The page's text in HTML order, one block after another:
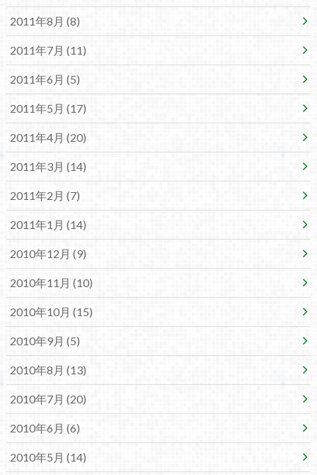
2011年8月 (8)
2011年7月 (11)
2011年6月 (5)
2011年5月 (17)
2011年4月 (20)
2011年3月 (14)
2011年2月 (7)
2011年1月 (14)
2010年12月 (9)
2010年11月 (10)
2010年10月 (15)
2010年9月 (5)
2010年8月 (13)
2010年7月 (20)
2010年6月 (6)
2010年5月 (14)